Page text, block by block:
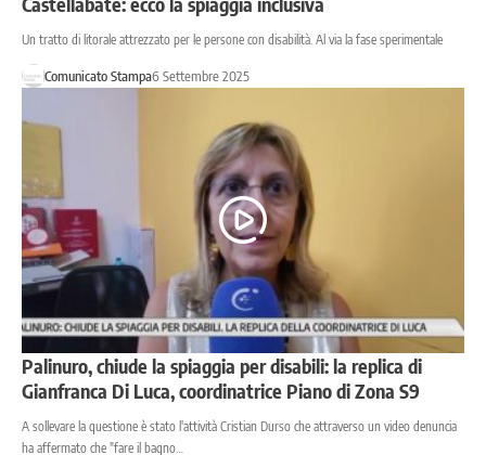
Un tratto di litorale attrezzato per le persone con disabilità. Al via la fase sperimentale
Comunicato Stampa6 Settembre 2025
Palinuro, chiude la spiaggia per disabili: la replica di
Gianfranca Di Luca, coordinatrice Piano di Zona S9
A sollevare la questione è stato l'attività Cristian Durso che attraverso un video denuncia
ha affermato che "fare il bagno…